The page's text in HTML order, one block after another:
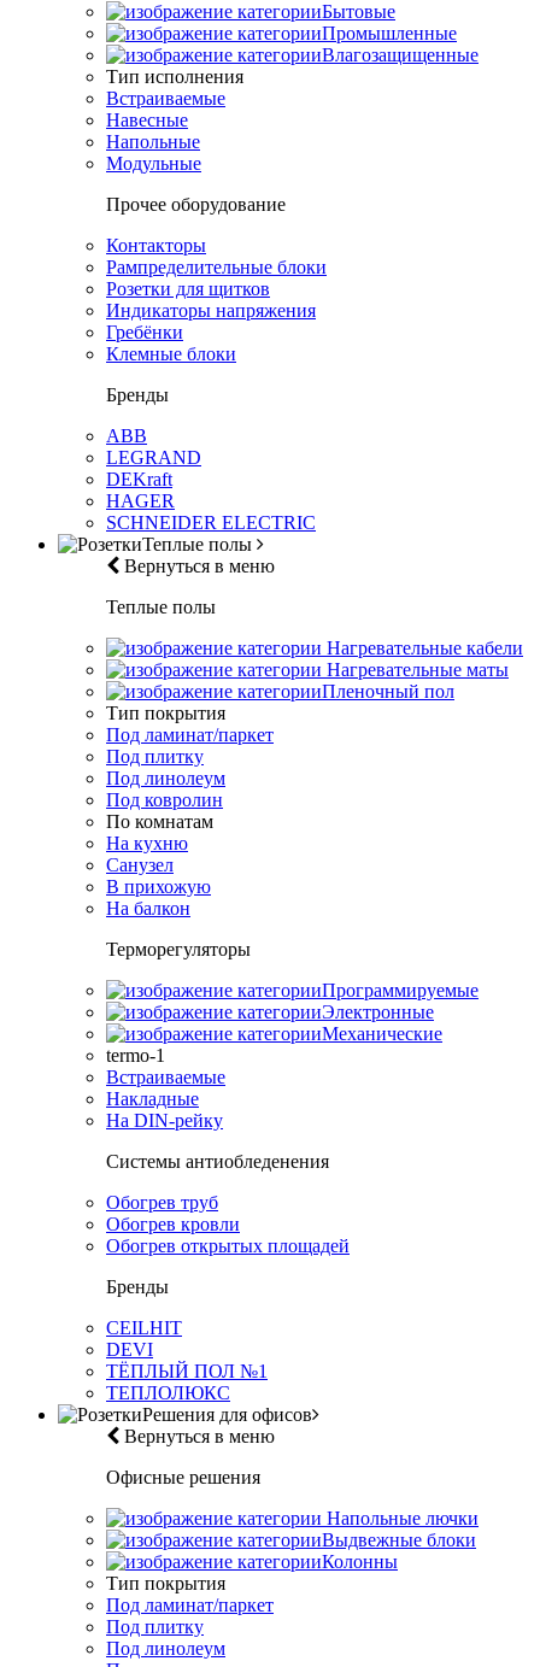
Бытовые
Промышленные
Влагозащищенные
Тип исполнения
Встраиваемые
Навесные
Напольные
Модульные
Прочее оборудование
Контакторы
Рампределительные блоки
Розетки для щитков
Индикаторы напряжения
Гребёнки
Клемные блоки
Бренды
ABB
LEGRAND
DEKraft
HAGER
SCHNEIDER ELECTRIC
Теплые полы
Вернуться в меню
Теплые полы
Нагревательные кабели
Нагревательные маты
Пленочный пол
Тип покрытия
Под ламинат/паркет
Под плитку
Под линолеум
Под ковролин
По комнатам
На кухню
Санузел
В прихожую
На балкон
Терморегуляторы
Программируемые
Электронные
Механические
termo-1
Встраиваемые
Накладные
На DIN-рейку
Системы антиобледенения
Обогрев труб
Обогрев кровли
Обогрев открытых площадей
Бренды
CEILHIT
DEVI
ТЁПЛЫЙ ПОЛ №1
ТЕПЛОЛЮКС
Решения для офисов
Вернуться в меню
Офисные решения
Напольные лючки
Выдвежные блоки
Колонны
Тип покрытия
Под ламинат/паркет
Под плитку
Под линолеум